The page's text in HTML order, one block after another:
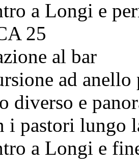
a Longi e
25
al bar
ad anello
diverso e
i pastori lungo
a Longi e